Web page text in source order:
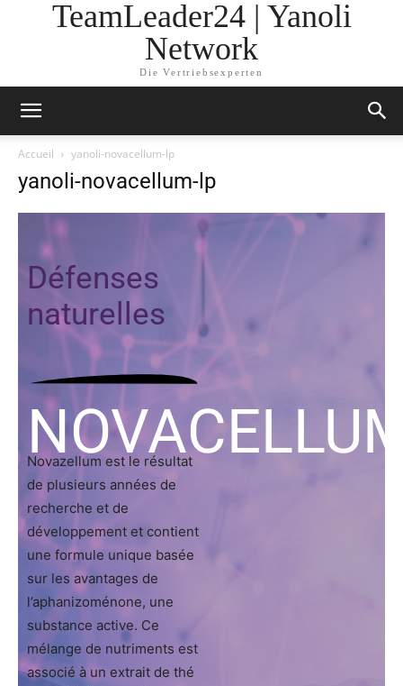
TeamLeader24 | Yanoli
Network
Die Vertriebsexperten
Accueil yanoli-novacellum-lp
yanoli-novacellum-lp
Défenses
naturelles
Novazellum est le résultat
de plusieurs années de
recherche et de
développement et contient
une formule unique basée
sur les avantages de
l’aphanizoménone, une
substance active. Ce
mélange de nutriments est
associé à un extrait de thé